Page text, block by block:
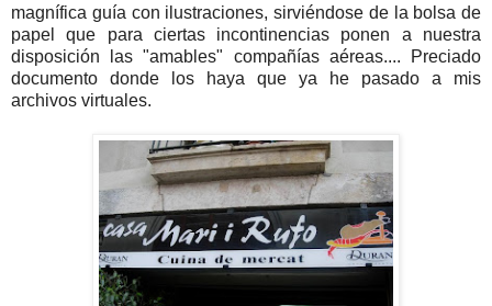
magnífica guía con ilustraciones, sirviéndose de la bolsa de
papel que para ciertas incontinencias ponen a nuestra
disposición las "amables" compañías aéreas.... Preciado
documento donde los haya que ya he pasado a mis
archivos virtuales.